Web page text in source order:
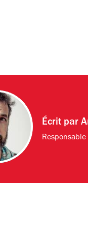
Écrit par